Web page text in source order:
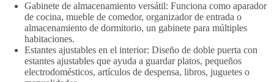
Gabinete de almacenamiento versátil: Funciona como aparador
de cocina, mueble de comedor, organizador de entrada o
almacenamiento de dormitorio, un gabinete para múltiples
habitaciones.
Estantes ajustables en el interior: Diseño de doble puerta con
estantes ajustables que ayuda a guardar platos, pequeños
electrodomésticos, artículos de despensa, libros, juguetes o